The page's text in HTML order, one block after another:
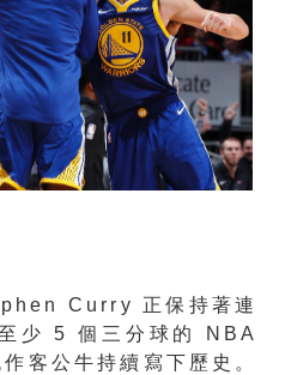
Curry 正保持著連
少 5 個三分球的 NBA
客公牛持續寫下歷史。